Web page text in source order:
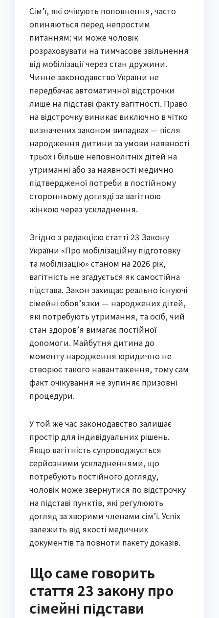
Сім’ї, які очікують поповнення, часто
опиняються перед непростим
питанням: чи може чоловік
розраховувати на тимчасове звільнення
від мобілізації через стан дружини.
Чинне законодавство України не
передбачає автоматичної відстрочки
лише на підставі факту вагітності. Право
на відстрочку виникає виключно в чітко
визначених законом випадках — після
народження дитини за умови наявності
трьох і більше неповнолітніх дітей на
утриманні або за наявності медично
підтвердженої потреби в постійному
сторонньому догляді за вагітною
жінкою через ускладнення.
Згідно з редакцією статті 23 Закону
України «Про мобілізаційну підготовку
та мобілізацію» станом на 2026 рік,
вагітність не згадується як самостійна
підстава. Закон захищає реально існуючі
сімейні обов’язки — народжених дітей,
які потребують утримання, та осіб, чий
стан здоров’я вимагає постійної
допомоги. Майбутня дитина до
моменту народження юридично не
створює такого навантаження, тому сам
факт очікування не зупиняє призовні
процедури.
У той же час законодавство залишає
простір для індивідуальних рішень.
Якщо вагітність супроводжується
серйозними ускладненнями, що
потребують постійного догляду,
чоловік може звернутися по відстрочку
на підставі пунктів, які регулюють
догляд за хворими членами сім’ї. Успіх
залежить від якості медичних
документів та повноти пакету доказів.
Що саме говорить
стаття 23 закону про
сімейні підстави